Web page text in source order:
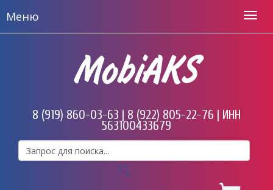
Меню
MobiAKS
8 (919) 860-03-63 | 8 (922) 805-22-76 | ИНН
563100433679